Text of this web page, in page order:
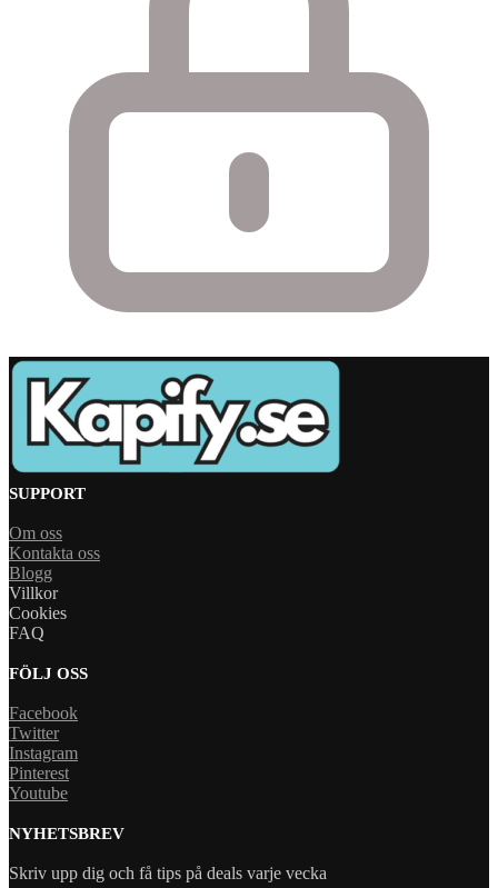
SUPPORT
Om oss
Kontakta oss
Blogg
Villkor
Cookies
FAQ
FÖLJ OSS
Facebook
Twitter
Instagram
Pinterest
Youtube
NYHETSBREV
Skriv upp dig och få tips på deals varje vecka